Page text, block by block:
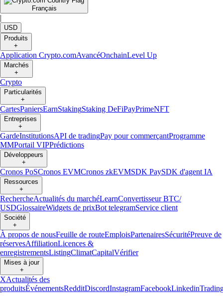
Français
|
USD
Produits
+
Application Crypto.comAvancéOnchainLevel Up
Marchés
+
Crypto
Particularités
+
CartesPaniersEarnStakingStaking DeFiPayPrimeNFT
Entreprises
+
GardeInstitutionsAPI de tradingPay pour commerçantProgramme
MMPortail VIPPrédictions
Développeurs
+
Cronos PoSCronos EVMCronos zkEVMSDK PaySDK d'agent IA
Ressources
+
RechercheActualités du marchéLearnConvertisseur BTC/
USDGlossaireWidgets de prixBot telegramService client
Société
+
À propos de nousFeuille de routeEmploisPartenairesSécuritéPreuve de
réservesAffiliationLicences &
enregistrementsListingClimatCapitalVérifier
Mises à jour
+
XActualités des
produitsÉvénementsRedditDiscordInstagramFacebookLinkedin